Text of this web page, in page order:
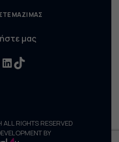
μας
LinkedIn TikTok
ΜΑΖΙ ΜΑΣ
RIGHTS RESERVED
BY